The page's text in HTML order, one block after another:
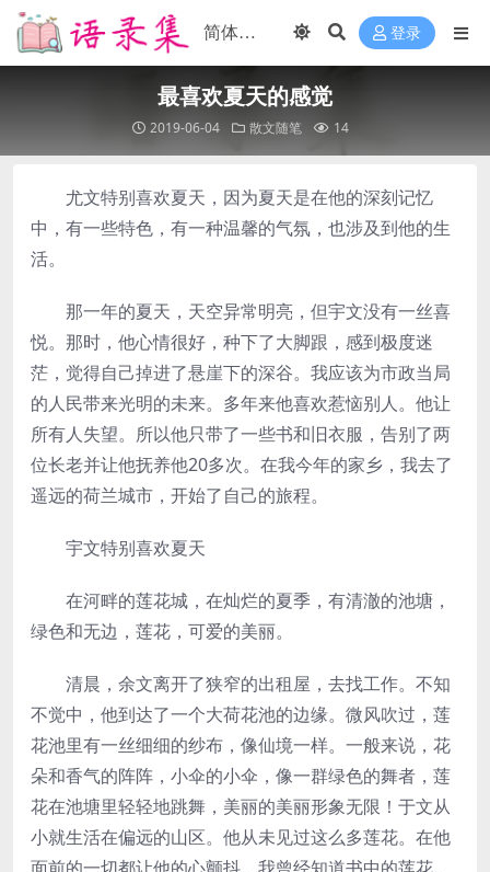
登录
最喜欢夏天的感觉
2019-06-04 散文随笔 14
尤文特别喜欢夏天，因为夏天是在他的深刻记忆
中，有一些特色，有一种温馨的气氛，也涉及到他的生
活。
那一年的夏天，天空异常明亮，但宇文没有一丝喜
悦。那时，他心情很好，种下了大脚跟，感到极度迷
茫，觉得自己掉进了悬崖下的深谷。我应该为市政当局
的人民带来光明的未来。多年来他喜欢惹恼别人。他让
所有人失望。所以他只带了一些书和旧衣服，告别了两
位长老并让他抚养他20多次。在我今年的家乡，我去了
遥远的荷兰城市，开始了自己的旅程。
宇文特别喜欢夏天
在河畔的莲花城，在灿烂的夏季，有清澈的池塘，
绿色和无边，莲花，可爱的美丽。
清晨，余文离开了狭窄的出租屋，去找工作。不知
不觉中，他到达了一个大荷花池的边缘。微风吹过，莲
花池里有一丝细细的纱布，像仙境一样。一般来说，花
朵和香气的阵阵，小伞的小伞，像一群绿色的舞者，莲
花在池塘里轻轻地跳舞，美丽的美丽形象无限！于文从
小就生活在偏远的山区。他从未见过这么多莲花。在他